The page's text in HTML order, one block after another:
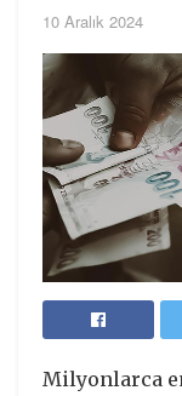
10 Aralık 2024
Milyonlarca